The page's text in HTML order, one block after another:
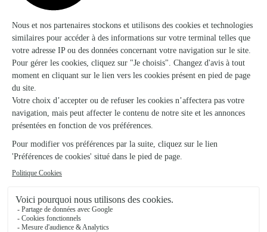
Floreal
★★★★★4.5 (32)
Voir la boutique